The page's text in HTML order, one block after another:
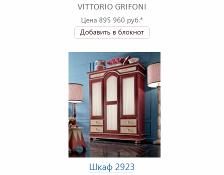
VITTORIO GRIFONI
Цена 895 960 руб.*
Добавить в блокнот
Шкаф 2923